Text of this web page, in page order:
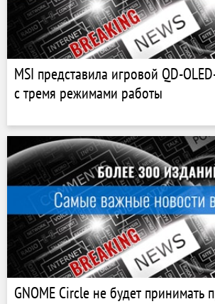
MSI представила игровой QD-
с тремя режимами работы
GNOME Circle не будет принимать